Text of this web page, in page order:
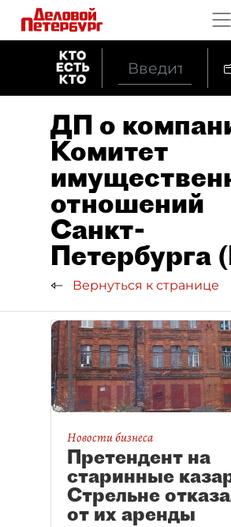
ДП о
Комитет
отношений
Санкт-
Петербурга
Вернуться к странице
Новости бизнеса
Претендент на
старинные
Стрельне
от их аренды